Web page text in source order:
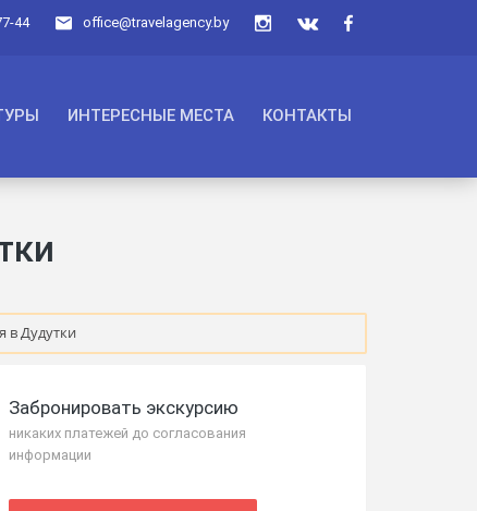
office@travelagency.by
44
ИНТЕРЕСНЫЕ МЕСТА КОНТАКТЫ
в Дудутки
Забронировать экскурсию
никаких платежей до согласования
информации